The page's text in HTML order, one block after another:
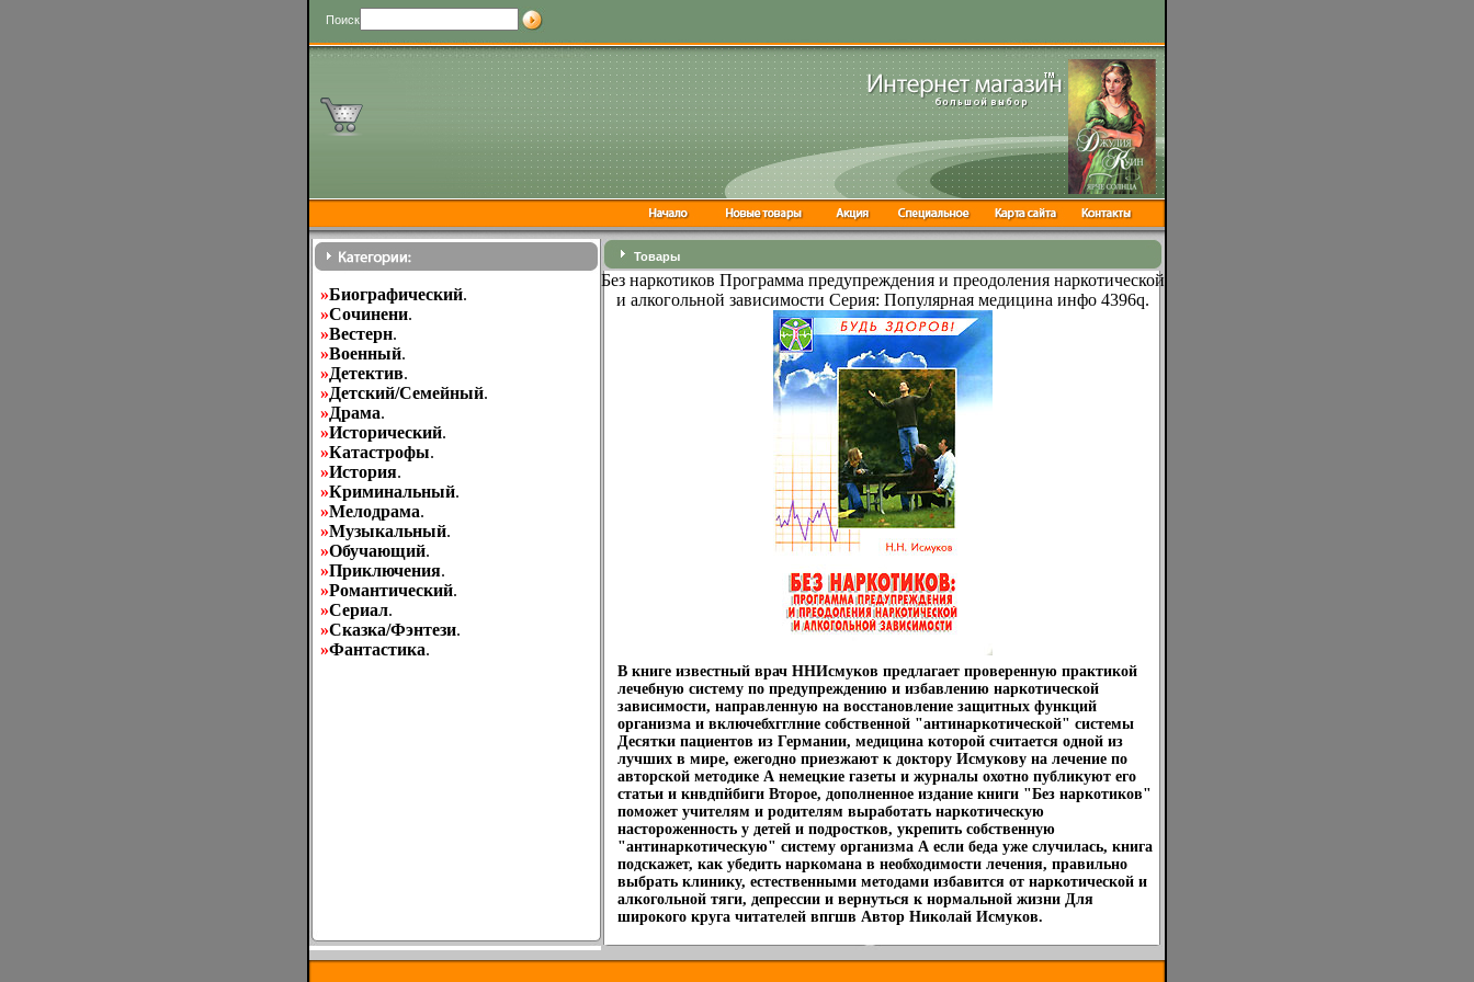
Поиск
»Биографический.
»Cочинени.
»Вестерн.
»Военный.
»Детектив.
»Детский/Семейный.
»Драма.
»Исторический.
»Катастрофы.
»История.
»Криминальный.
»Мелодрама.
»Музыкальный.
»Обучающий.
»Приключения.
»Романтический.
»Сериал.
»Сказка/Фэнтези.
»Фантастика.
Товары
Без наркотиков Программа предупреждения и преодоления наркотической
и алкогольной зависимости Серия: Популярная медицина инфо 4396q.
В книге известный врач ННИсмуков предлагает проверенную практикой
лечебную систему по предупреждению и избавлению наркотической
зависимости, направленную на восстановление защитных функций
организма и включебхгглние собственной "антинаркотической" системы
Десятки пациентов из Германии, медицина которой считается одной из
лучших в мире, ежегодно приезжают к доктору Исмукову на лечение по
авторской методике А немецкие газеты и журналы охотно публикуют его
статьи и кнвдпйбиги Второе, дополненное издание книги "Без наркотиков"
поможет учителям и родителям выработать наркотическую
настороженность у детей и подростков, укрепить собственную
"антинаркотическую" систему организма А если беда уже случилась, книга
подскажет, как убедить наркомана в необходимости лечения, правильно
выбрать клинику, естественными методами избавится от наркотической и
алкогольной тяги, депрессии и вернуться к нормальной жизни Для
широкого круга читателей впгшв Автор Николай Исмуков.